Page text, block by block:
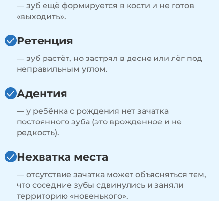
— зуб ещё формируется в кости и не готов
«выходить».
Ретенция
— зуб растёт, но застрял в десне или лёг под
неправильным углом.
Адентия
— у ребёнка с рождения нет зачатка
постоянного зуба (это врожденное и не
редкость).
Нехватка места
— отсутствие зачатка может объясняться тем,
что соседние зубы сдвинулись и заняли
территорию «новенького».